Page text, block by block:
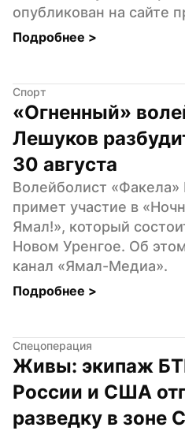
опубликован на сайте
Подробнее >
Спорт
«Огненный»
Лешуков
30 августа
Волейболист
примет участие в
Ямал!», который
Новом Уренгое. Об
канал «Ямал-Медиа».
Подробнее >
Спецоперация
Живы: экипаж
России и США
разведку в зоне